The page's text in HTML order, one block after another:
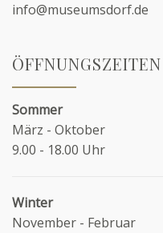
info@museumsdorf.de
ÖFFNUNGSZEITEN
Sommer
März - Oktober
9.00 - 18.00 Uhr
Winter
November - Februar